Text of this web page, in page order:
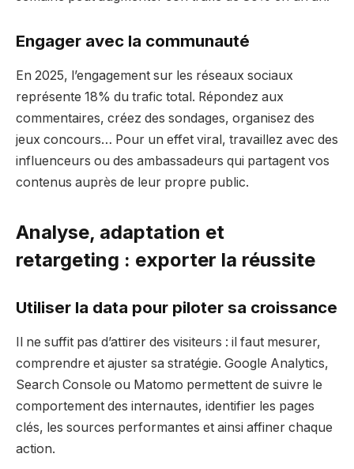
Engager avec la communauté
En 2025, l’engagement sur les réseaux sociaux
représente 18% du trafic total. Répondez aux
commentaires, créez des sondages, organisez des
jeux concours… Pour un effet viral, travaillez avec des
influenceurs ou des ambassadeurs qui partagent vos
contenus auprès de leur propre public.
Analyse, adaptation et
retargeting : exporter la réussite
Utiliser la data pour piloter sa croissance
Il ne suffit pas d’attirer des visiteurs : il faut mesurer,
comprendre et ajuster sa stratégie. Google Analytics,
Search Console ou Matomo permettent de suivre le
comportement des internautes, identifier les pages
clés, les sources performantes et ainsi affiner chaque
action.